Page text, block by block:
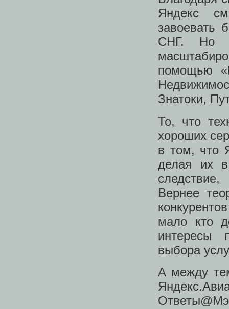
Яндекс
завоевать
СНГ. Но
помощью
Знатоки,
То, что
хороших
в том, что
делая их
Вернее
мало кто
интересы
выбора
А между